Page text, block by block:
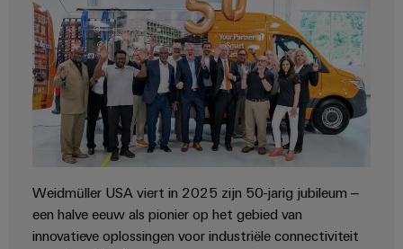
Weidmüller
Configurator
Digitale
het volgende
niveau - intuïtief,
ongecompliceerd,
snel
Weidmüller USA viert in 2025 zijn 50-jarig jubileum –
een halve eeuw als pionier op het gebied van
innovatieve oplossingen voor industriële connectiviteit